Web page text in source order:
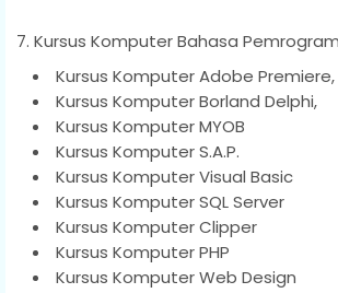
7. Kursus Komputer Bahasa
Kursus Komputer Adobe Premiere,
Kursus Komputer Borland Delphi,
Kursus Komputer MYOB
Kursus Komputer S.A.P.
Kursus Komputer Visual Basic
Kursus Komputer SQL Server
Kursus Komputer Clipper
Kursus Komputer PHP
Kursus Komputer Web Design